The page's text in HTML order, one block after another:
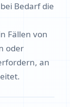
Bedarf die
Fällen von
oder
an